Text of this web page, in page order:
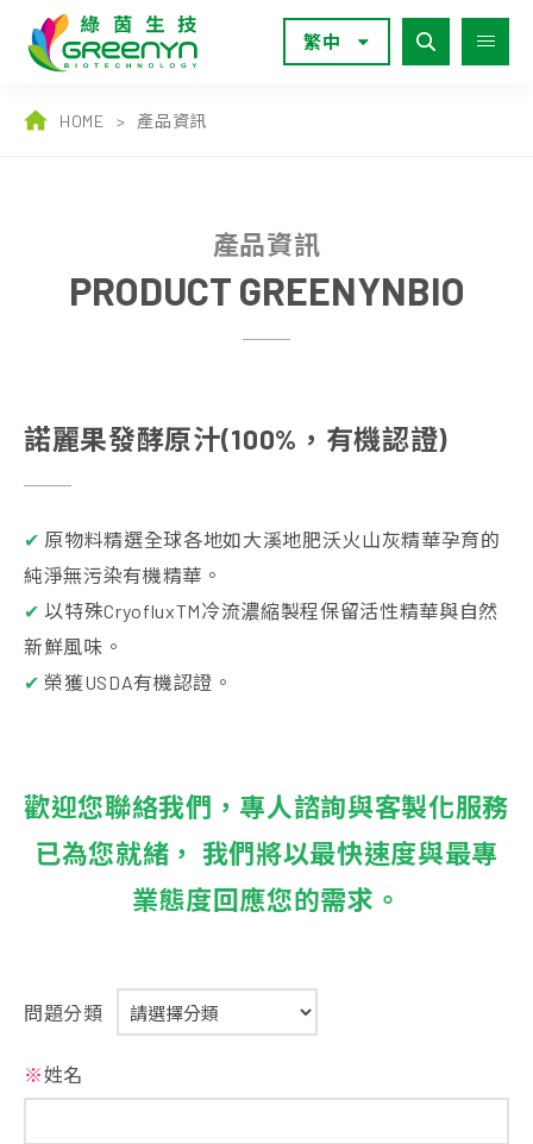
繁中
HOME > 產品資訊
產品資訊
PRODUCT GREENYNBIO
諾麗果發酵原汁(100%，有機認證)
✔ 原物料精選全球各地如大溪地肥沃火山灰精華孕育的
純淨無污染有機精華。
✔ 以特殊CryofluxTM冷流濃縮製程保留活性精華與自然
新鮮風味。
✔ 榮獲USDA有機認證。
歡迎您聯絡我們，專人諮詢與客製化服務
已為您就緒， 我們將以最快速度與最專
業態度回應您的需求。
問題分類
※姓名